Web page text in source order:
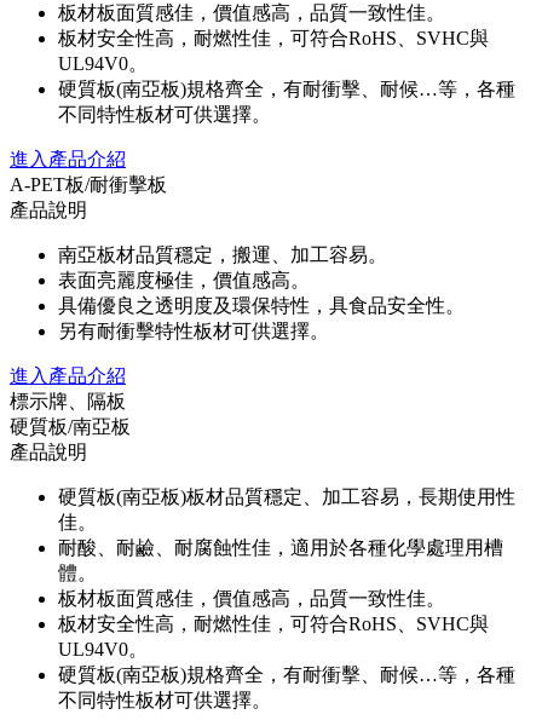
板材板面質感佳，價值感高，品質一致性佳。
板材安全性高，耐燃性佳，可符合RoHS、SVHC與
UL94V0。
硬質板(南亞板)規格齊全，有耐衝擊、耐候…等，各種
不同特性板材可供選擇。
進入產品介紹
A-PET板/耐衝擊板
產品說明
南亞板材品質穩定，搬運、加工容易。
表面亮麗度極佳，價值感高。
具備優良之透明度及環保特性，具食品安全性。
另有耐衝擊特性板材可供選擇。
進入產品介紹
標示牌、隔板
硬質板/南亞板
產品說明
硬質板(南亞板)板材品質穩定、加工容易，長期使用性
佳。
耐酸、耐鹼、耐腐蝕性佳，適用於各種化學處理用槽
體。
板材板面質感佳，價值感高，品質一致性佳。
板材安全性高，耐燃性佳，可符合RoHS、SVHC與
UL94V0。
硬質板(南亞板)規格齊全，有耐衝擊、耐候…等，各種
不同特性板材可供選擇。